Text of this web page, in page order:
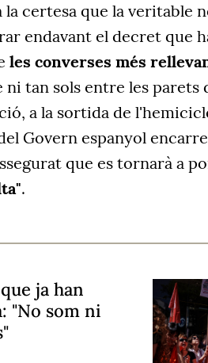
certesa que la veritable
endavant el decret que
les converses més
tan sols entre les parets
a la sortida de
Govern espanyol
que es tornarà a
.
ja han
"No som ni